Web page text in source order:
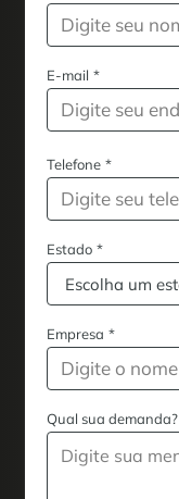
E-mail *
Telefone *
Estado *
Empresa *
Qual sua demanda?